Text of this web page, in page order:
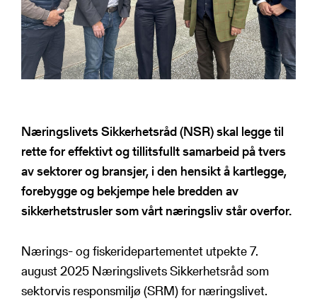
Næringslivets Sikkerhetsråd (NSR) skal legge til
rette for effektivt og tillitsfullt samarbeid på tvers
av sektorer og bransjer, i den hensikt å kartlegge,
forebygge og bekjempe hele bredden av
sikkerhetstrusler som vårt næringsliv står overfor.
Nærings- og fiskeridepartementet utpekte 7.
august 2025 Næringslivets Sikkerhetsråd som
sektorvis responsmiljø (SRM) for næringslivet.